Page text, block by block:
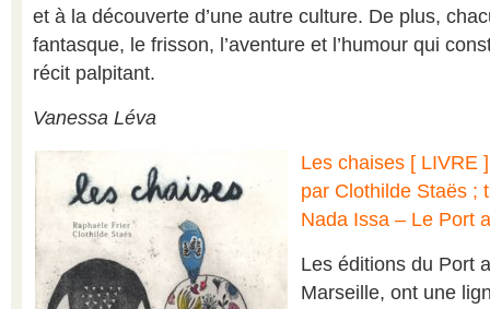
et à la découverte d’une autre culture. De plus,
fantasque, le frisson, l’aventure et l’humour qui
récit palpitant.
Vanessa Léva
Les chaises [ LIVRE
par Clothilde Staës ;
Nada Issa – Le Port
Les éditions du Port
Marseille, ont une